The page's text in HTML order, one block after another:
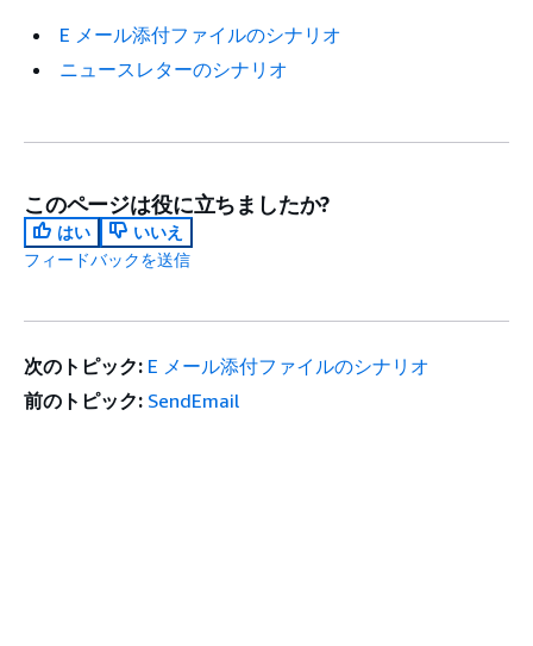
E メール添付ファイルのシナリオ
ニュースレターのシナリオ
このページは役に立ちましたか?
はい
いいえ
フィードバックを送信
次のトピック: E メール添付ファイルのシナリオ
前のトピック: SendEmail